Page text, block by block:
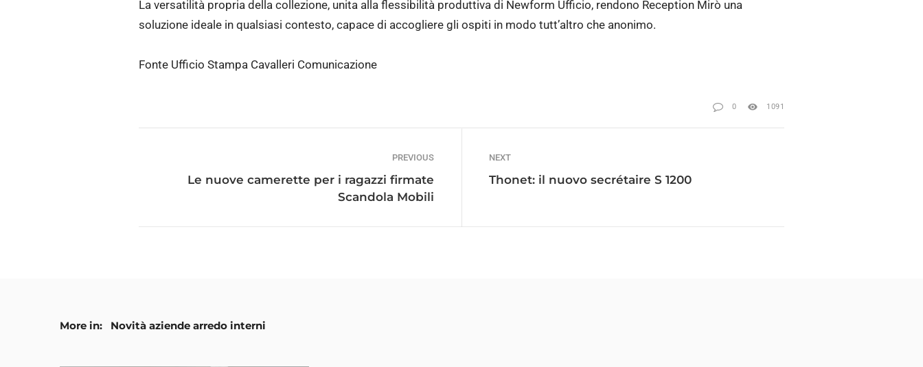
La versatilità propria della collezione, unita alla flessibilità produttiva di Newform Ufficio, rendono Reception Mirò una
soluzione ideale in qualsiasi contesto, capace di accogliere gli ospiti in modo tutt’altro che anonimo.
Fonte Ufficio Stampa Cavalleri Comunicazione
0 1091
PREVIOUS
Le nuove camerette per i ragazzi firmate
Scandola Mobili
NEXT
Thonet: il nuovo secrétaire S 1200
More in: Novità aziende arredo interni